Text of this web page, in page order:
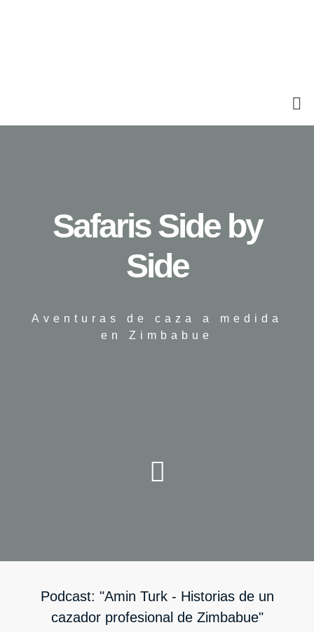
Safaris Side by
Side
Aventuras de caza a medida
en Zimbabue
Podcast: "Amin Turk - Historias de un
cazador profesional de Zimbabue"